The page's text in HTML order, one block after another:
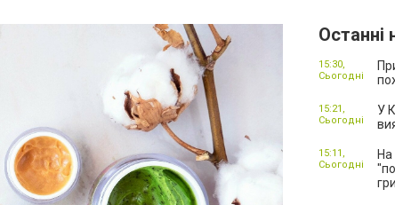
Останні
15:30,
Сьогодні
У
15:21,
Сьогодні
На
15:11,
Сьогодні